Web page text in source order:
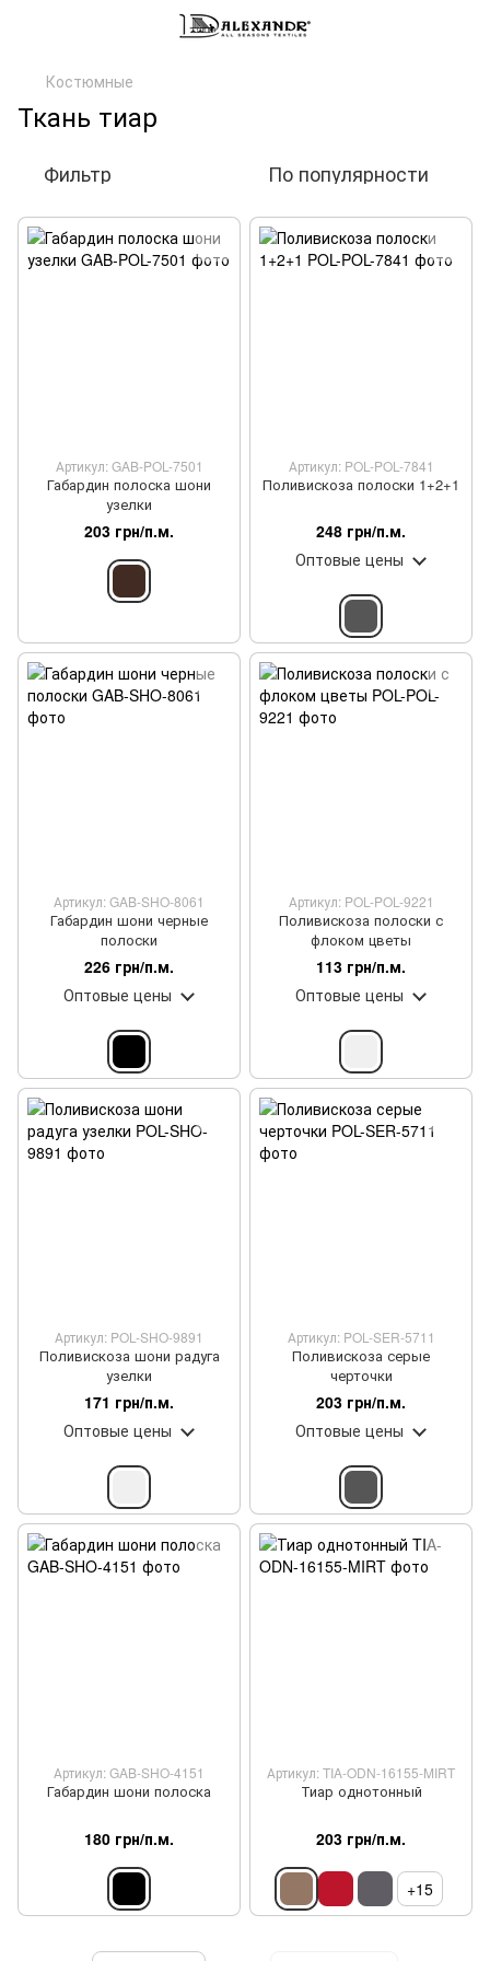
Костюмные
Ткань тиар
Фильтр По популярности
Артикул: GAB-POL-7501
Габардин полоска шони
узелки
203 грн/п.м.
Артикул: POL-POL-7841
Поливискоза полоски 1+2+1
248 грн/п.м.
Оптовые цены
Артикул: GAB-SHO-8061
Габардин шони черные
полоски
226 грн/п.м.
Оптовые цены
Артикул: POL-POL-9221
Поливискоза полоски с
флоком цветы
113 грн/п.м.
Оптовые цены
Артикул: POL-SHO-9891
Поливискоза шони радуга
узелки
171 грн/п.м.
Оптовые цены
Артикул: POL-SER-5711
Поливискоза серые
черточки
203 грн/п.м.
Оптовые цены
Артикул: GAB-SHO-4151
Габардин шони полоска
180 грн/п.м.
Артикул: TIA-ODN-16155-MIRT
Тиар однотонный
203 грн/п.м.
+15